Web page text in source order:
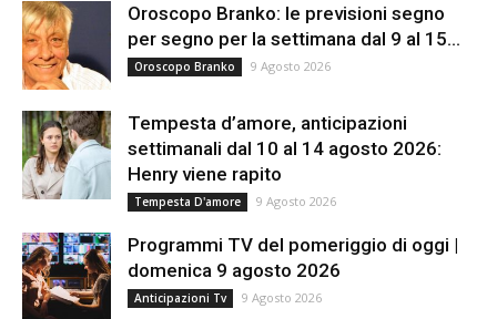
Oroscopo Branko: le previsioni segno
per segno per la settimana dal 9 al 15...
Oroscopo Branko 9 Agosto 2026
Tempesta d’amore, anticipazioni
settimanali dal 10 al 14 agosto 2026:
Henry viene rapito
Tempesta D'amore 9 Agosto 2026
Programmi TV del pomeriggio di oggi |
domenica 9 agosto 2026
Anticipazioni Tv 9 Agosto 2026